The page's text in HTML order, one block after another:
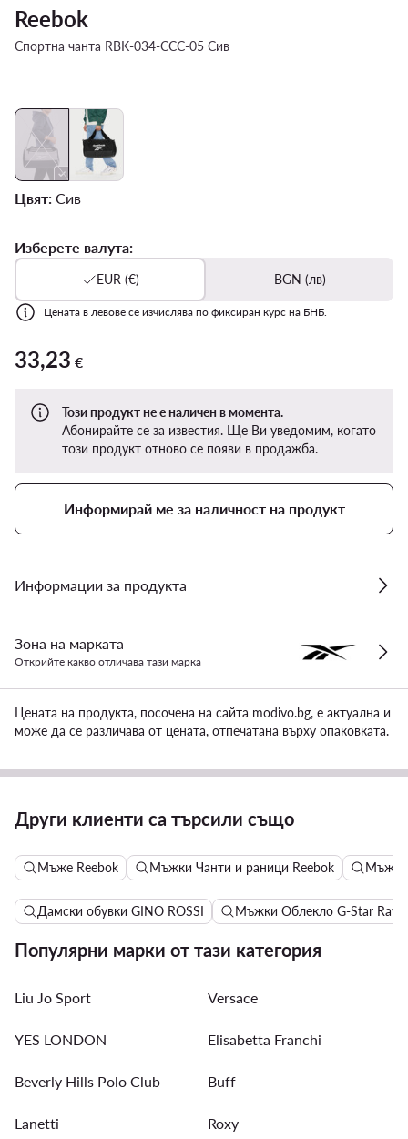
Reebok
Спортна чанта RBK-034-CCC-05 Сив
Цвят: Сив
Изберете валута:
EUR (€) BGN (лв)
Цената в левове се изчислява по фиксиран курс на БНБ.
33,23 €
33,23 €
Този продукт не е наличен в момента.
Абонирайте се за известия. Ще Ви уведомим, когато
този продукт отново се появи в продажба.
Информирай ме за наличност на продукт
Информации за продукта
Зона на марката
Открийте какво отличава тази марка
Цената на продукта, посочена на сайта modivo.bg, е актуална и
може да се различава от цената, отпечатана върху опаковката.
Други клиенти са търсили също
Мъже Reebok Мъжки Чанти и раници Reebok Мъжки
Дамски обувки GINO ROSSI Мъжки Облекло G-Star Raw
Популярни марки от тази категория
Liu Jo Sport Versace
YES LONDON Elisabetta Franchi
Beverly Hills Polo Club Buff
Lanetti Roxy